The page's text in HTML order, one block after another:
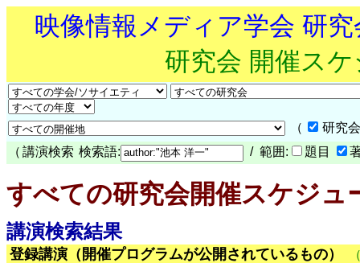
映像情報メディア学会 研
研究会 開催ス
（
研究
（ 講演検索 検索語: / 範囲: 題目
すべての研究会開催スケジュ
講演検索結果
登録講演（開催プログラムが公開されているもの）